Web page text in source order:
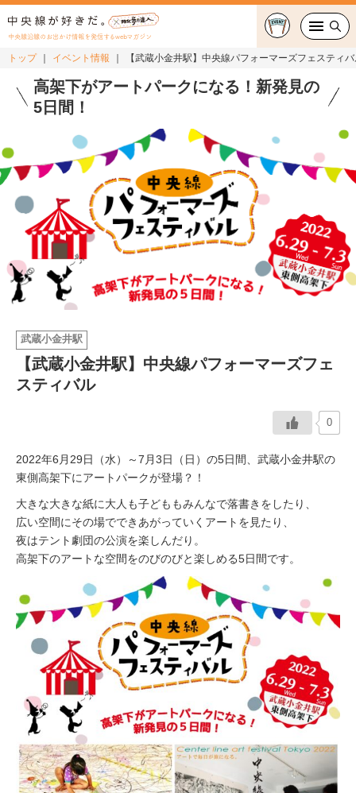
中央線沿線のお出かけ情報を発信するwebマガジン
グルメ・カフェ
おでかけ
ショッピング
中央線カルチャー
特集
中央線フェス
イベント情報
駅から 探す
トップ イベント情報 【武蔵小金井駅】中央線パフォーマーズフェスティ
高架下がアートパークになる！新発見の
5日間！
武蔵小金井駅
【武蔵小金井駅】中央線パフォーマーズフェ
スティバル
0
2022年6月29日（水）～7月3日（日）の5日間、武蔵小金井駅の
東側高架下にアートパークが登場？！
大きな大きな紙に大人も子どももみんなで落書きをしたり、
広い空間にその場でできあがっていくアートを見たり、
夜はテント劇団の公演を楽しんだり。
高架下のアートな空間をのびのびと楽しめる5日間です。